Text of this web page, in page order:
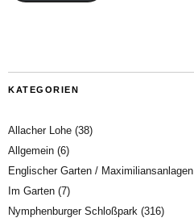
KATEGORIEN
Allacher Lohe (38)
Allgemein (6)
Englischer Garten / Maximiliansanlagen
Im Garten (7)
Nymphenburger Schloßpark (316)